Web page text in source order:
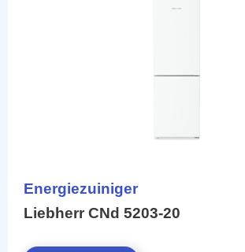
Energiezuiniger
Liebherr CNd 5203-20